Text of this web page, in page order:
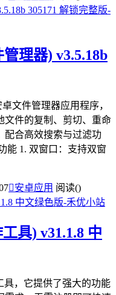
理器) v3.5.18b
文件管理器应用程序，
文件的复制、剪切、重命
配合高效搜索与过滤功
能 1. 双窗口：支持双窗
安卓应用 阅读()
具) v31.1.8 中
具，它提供了强大的功能